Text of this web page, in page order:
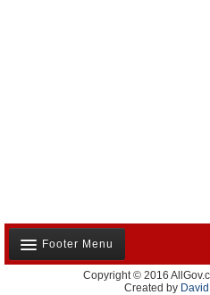
Footer Menu
Notre
Copyright © 2016
Created by